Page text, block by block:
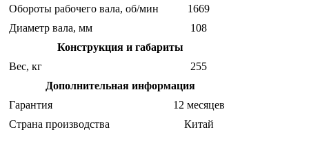
Обороты рабочего вала, об/мин
1669
Диаметр вала, мм
108
Конструкция и габариты
Вес, кг
255
Дополнительная информация
Гарантия
12 месяцев
Страна производства
Китай